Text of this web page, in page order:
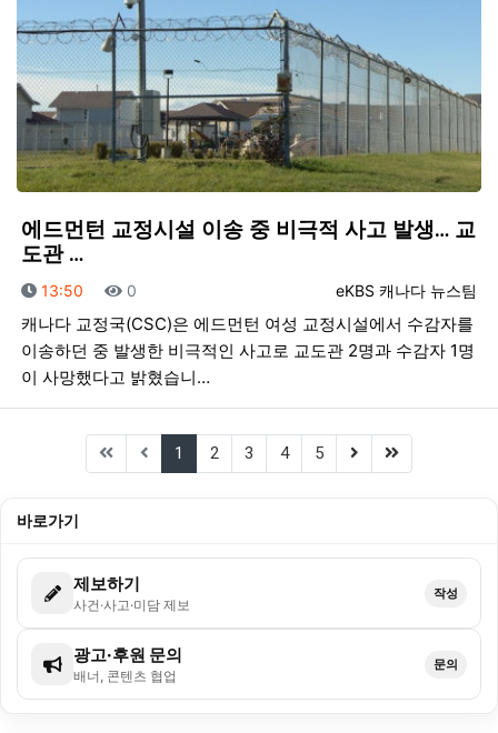
에드먼턴 교정시설 이송 중 비극적 사고 발생… 교
도관 …
등록자
eKBS 캐나다 뉴스팀
등록일
13:50 조회
0
캐나다 교정국(CSC)은 에드먼턴 여성 교정시설에서 수감자를
이송하던 중 발생한 비극적인 사고로 교도관 2명과 수감자 1명
이 사망했다고 밝혔습니…
1 (current)
2 3 4 5 (next)(last)
바로가기
제보하기
사건·사고·미담 제보
작성
광고·후원 문의
배너, 콘텐츠 협업
문의